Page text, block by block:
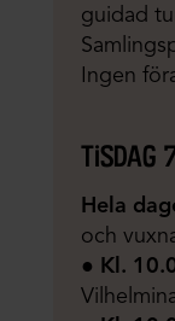
guidad
Ingen
tisdag
Hela
och
●
Kl.